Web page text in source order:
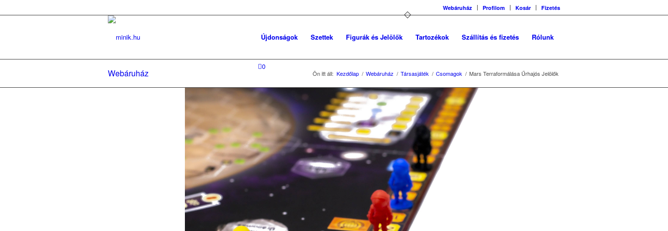
Webáruház Profilom Kosár Fizetés
Újdonságok Szettek Figurák és Jelölők Tartozékok Szállítás és fizetés Rólunk
0
Webáruház Ön itt áll: Kezdőlap / Webáruház / Társasjáték / Csomagok / Mars Terraformálása Űrhajós Jelölők